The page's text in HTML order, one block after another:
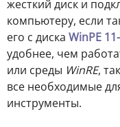
жесткий диск и
компьютеру, если
его с диска WinPE
удобнее, чем
или среды WinRE,
все необходимые
инструменты.